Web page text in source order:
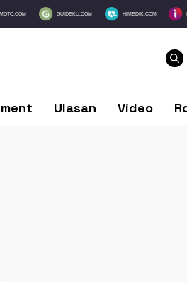
GUIDEKU.COM HIMEDIK.COM
Ulasan Video